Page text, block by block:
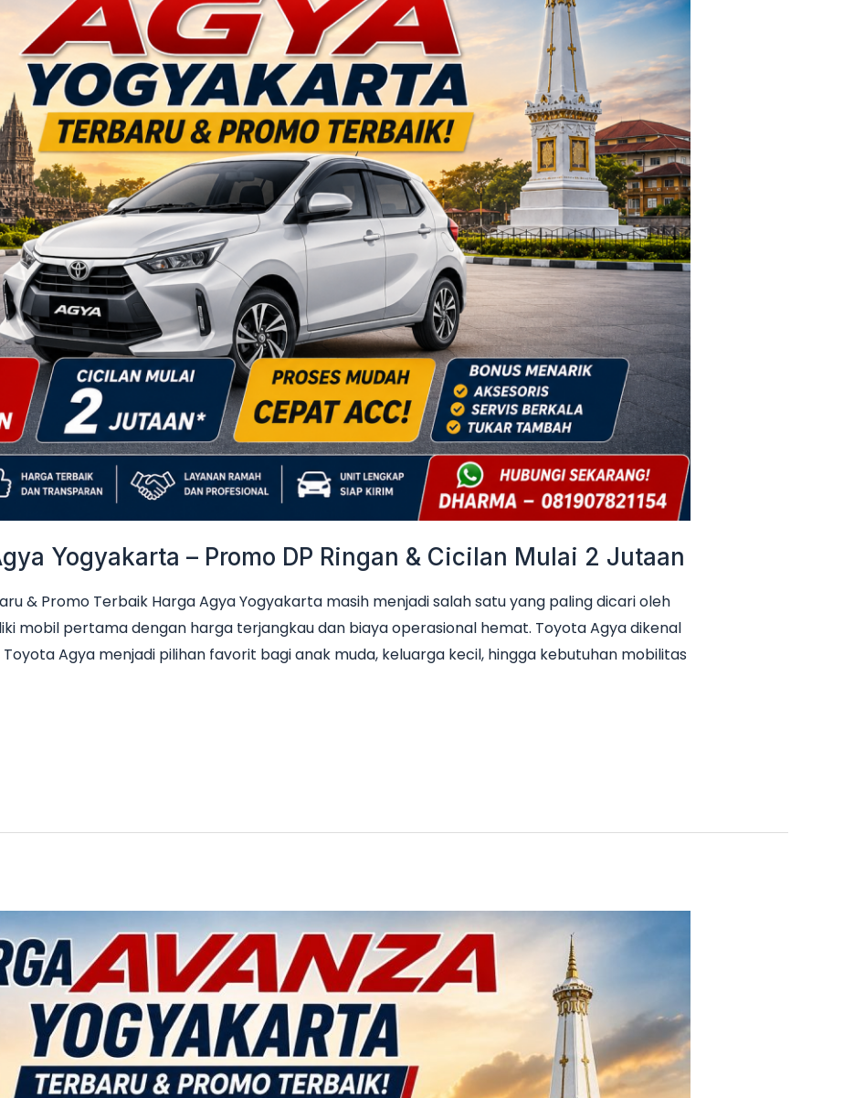
Yogyakarta – Promo DP Ringan & Cicilan Mulai 2 Jutaan
& Promo Terbaik Harga Agya Yogyakarta masih menjadi salah satu yang paling dicari oleh
mobil pertama dengan harga terjangkau dan biaya operasional hemat. Toyota Agya dikenal
Agya menjadi pilihan favorit bagi anak muda, keluarga kecil, hingga kebutuhan mobilitas